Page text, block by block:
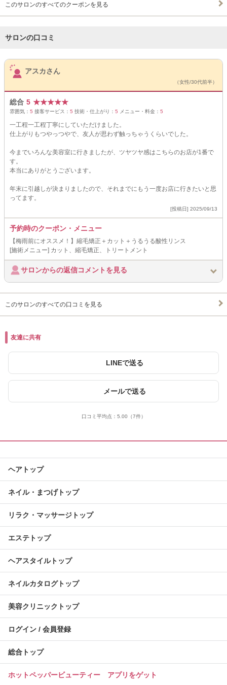
このサロンのすべてのクーポンを見る
サロンの口コミ
サロンPick Up
アスカさん
（女性/30代前半）
総合 5 ★★★★★
雰囲気： 5 接客サービス： 5 技術・仕上がり： 5 メニュー・料金： 5
一工程一工程丁寧にしていただけました。
仕上がりもつやっつやで、友人が思わず触っちゃうくらいでした。
今までいろんな美容室に行きましたが、ツヤツヤ感はこちらのお店が1番で
す。
本当にありがとうございます。
年末に引越しが決まりましたので、それまでにもう一度お店に行きたいと思
ってます。
[投稿日] 2025/09/13
予約時のクーポン・メニュー
【梅雨前にオススメ！】縮毛矯正＋カット＋うるうる酸性リンス
[施術メニュー] カット、縮毛矯正、トリートメント
サロンからの返信コメントを見る
このサロンのすべての口コミを見る
友達に共有
LINEで送る
メールで送る
口コミ平均点： 5.00 （7件）
ヘアトップ
ネイル・まつげトップ
リラク・マッサージトップ
エステトップ
ヘアスタイルトップ
ネイルカタログトップ
美容クリニックトップ
ログイン / 会員登録
総合トップ
ホットペッパービューティー アプリをゲット